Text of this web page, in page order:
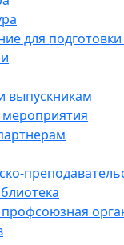
для подготовки
выпускникам